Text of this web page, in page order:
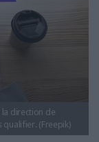
la direction de
qualifier. (Freepik)